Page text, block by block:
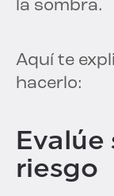
la sombra.
Aquí te
hacerlo:
riesgo